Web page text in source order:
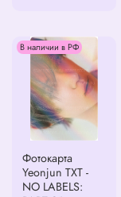
В наличии в РФ
Фотокарта
Yeonjun TXT -
NO LABELS: